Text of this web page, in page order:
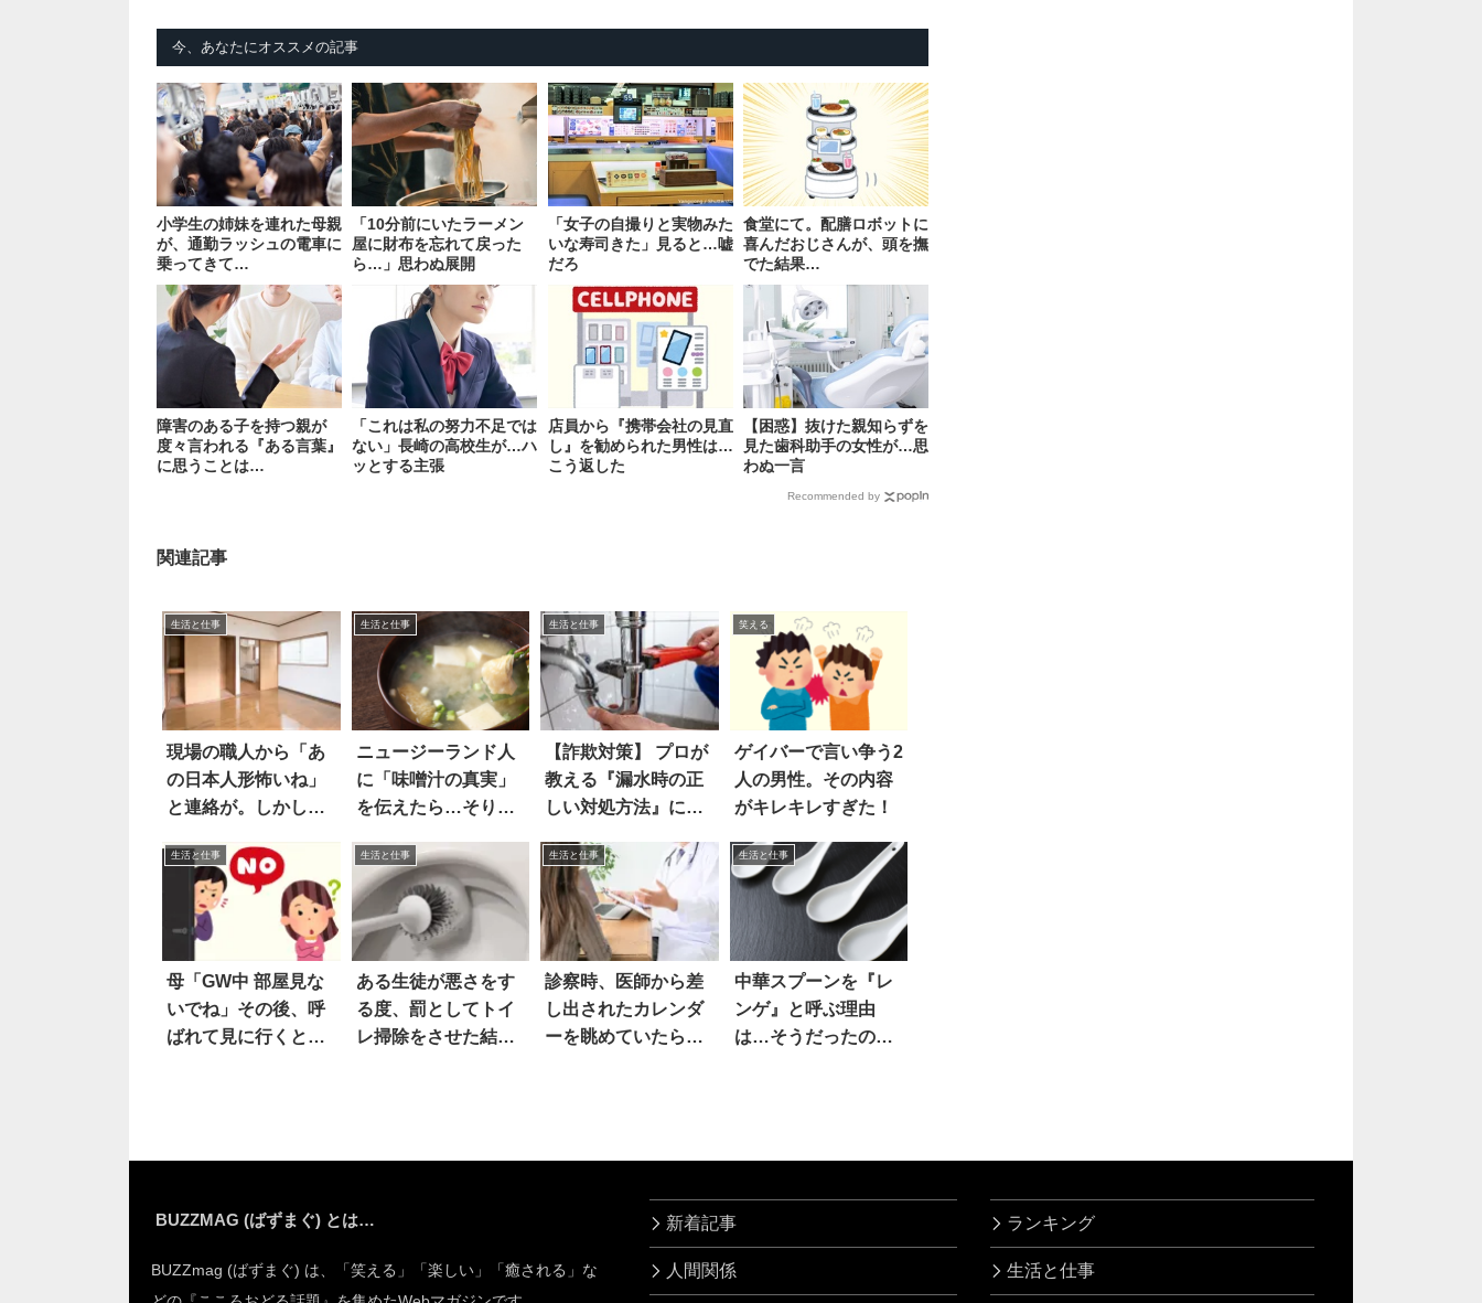
今、あなたにオススメの記事
小学生の姉妹を連れた母親
が、通勤ラッシュの電車に
乗ってきて…
「10分前にいたラーメン
屋に財布を忘れて戻った
ら…」思わぬ展開
「女子の自撮りと実物みた
いな寿司きた」見ると…嘘
だろ
食堂にて。配膳ロボットに
喜んだおじさんが、頭を撫
でた結果…
障害のある子を持つ親が
度々言われる『ある言葉』
に思うことは…
「これは私の努力不足では
ない」長崎の高校生が…ハ
ッとする主張
店員から『携帯会社の見直
し』を勧められた男性は…
こう返した
【困惑】抜けた親知らずを
見た歯科助手の女性が…思
わぬ一言
Recommended by
関連記事
生活と仕事
現場の職人から「あ
の日本人形怖いね」
と連絡が。しかし…
生活と仕事
ニュージーランド人
に「味噌汁の真実」
を伝えたら…そりゃ
生活と仕事
【詐欺対策】 プロが
教える『漏水時の正
しい対処方法』に…
笑える
ゲイバーで言い争う2
人の男性。その内容
がキレキレすぎた！
生活と仕事
母「GW中 部屋見な
いでね」その後、呼
ばれて見に行くと…
生活と仕事
ある生徒が悪さをす
る度、罰としてトイ
レ掃除をさせた結
生活と仕事
診察時、医師から差
し出されたカレンダ
ーを眺めていたら…
生活と仕事
中華スプーンを『レ
ンゲ』と呼ぶ理由
は…そうだったの
BUZZMAG (ばずまぐ) とは…
BUZZmag (ばずまぐ) は、「笑える」「楽しい」「癒される」な
新着記事
人間関係
ランキング
生活と仕事